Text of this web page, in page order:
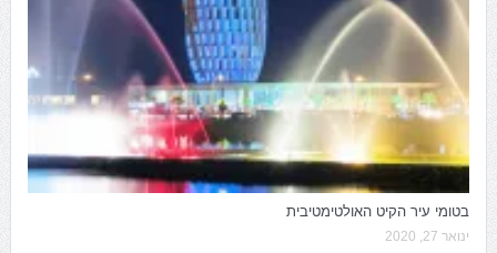
בטומי עיר הקיט האולטימטיבית
ינואר 27, 2020